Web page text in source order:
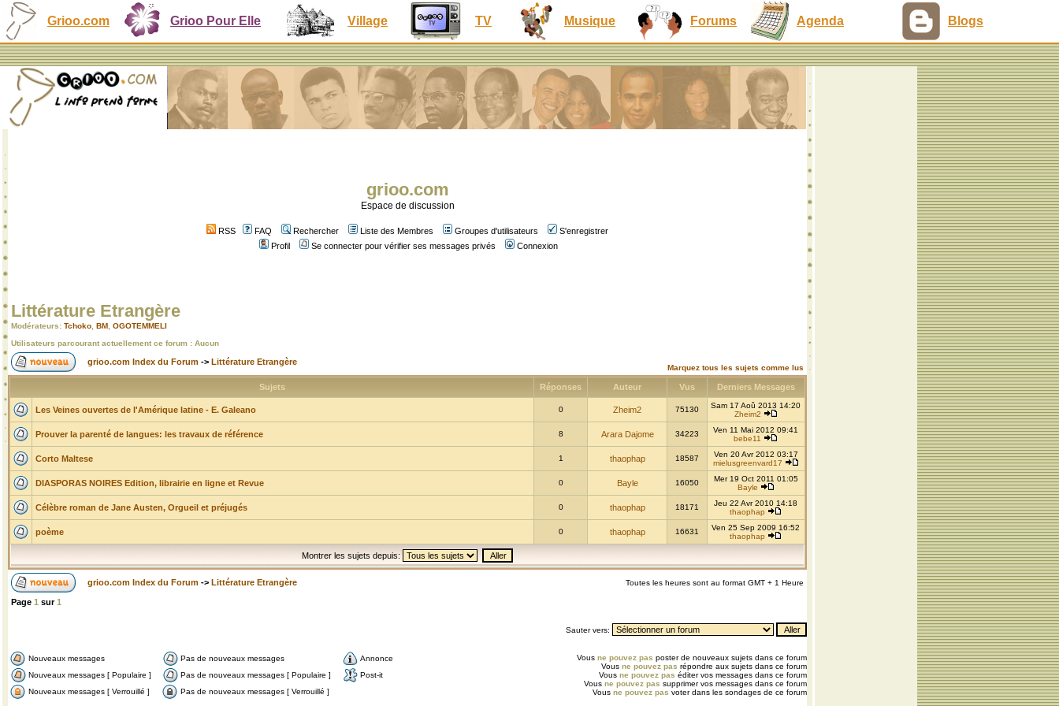
Grioo.com Grioo Pour Elle Village TV Musique Forums Agenda Blogs
grioo.com
Espace de discussion
RSS FAQ Rechercher Liste des Membres Groupes d'utilisateurs
S'enregistrer
Profil
Se connecter pour vérifier ses messages privés Connexion
Littérature Etrangère
Modérateurs: Tchoko BM OGOTEMMELI
Utilisateurs parcourant actuellement ce forum : Aucun
grioo.com Index du Forum -> Littérature Etrangère
Marquez tous les sujets comme lus
Sujets Réponses Auteur Vus Derniers Messages
Les Veines ouvertes de l'Amérique latine - E. Galeano 0 Zheim2 75130
Sam 17 Aoû 2013 14:20
Zheim2
Prouver la parenté de langues: les travaux de référence 8 Arara Dajome 34223
Ven 11 Mai 2012 09:41
bebe11
Corto Maltese 1 thaophap 18587
Ven 20 Avr 2012 03:17
mielusgreenvard17
DIASPORAS NOIRES Edition, librairie en ligne et Revue 0 Bayle 16050
Mer 19 Oct 2011 01:05
Bayle
Célèbre roman de Jane Austen, Orgueil et préjugés 0 thaophap 18171
Jeu 22 Avr 2010 14:18
thaophap
poème 0 thaophap 16631
Ven 25 Sep 2009 16:52
thaophap
Montrer les sujets depuis:
grioo.com Index du Forum -> Littérature Etrangère Toutes les heures sont au format GMT + 1 Heure
Page 1 sur1
Sauter vers:
Nouveaux messages Pas de nouveaux messages
Annonce
Nouveaux messages [ Populaire ]
Pas de nouveaux messages [ Populaire ]
Post-it
Nouveaux messages [ Verrouillé ]
Pas de nouveaux messages [ Verrouillé ]
Vous ne pouvez pas poster de nouveaux sujets dans ce forum
Vous ne pouvez pas répondre aux sujets dans ce forum
Vous ne pouvez pas éditer vos messages dans ce forum
Vous ne pouvez pas supprimer vos messages dans ce forum
Vous ne pouvez pas voter dans les sondages de ce forum